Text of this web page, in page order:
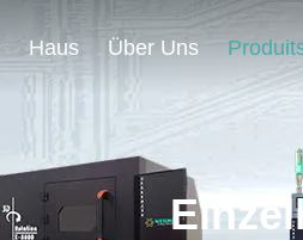
Haus Über Uns